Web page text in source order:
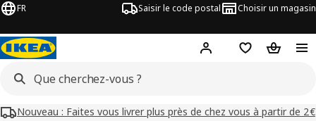
FR Saisir le code postal Choisir un magasin
Mon compteFavorisPanier
Nouveau : Faites vous livrer plus près de chez vous à partir de 2€